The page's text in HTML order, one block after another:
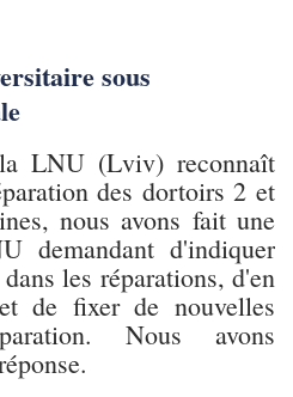
sous
LNU (Lviv) reconnaît
des dortoirs 2 et
nous avons fait une
demandant d'indiquer
les réparations, d'en
de fixer de nouvelles
Nous avons